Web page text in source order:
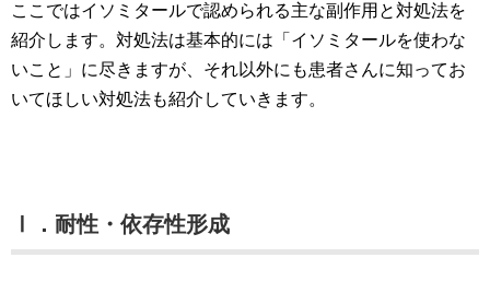
ここではイソミタールで認められる主な副作用と対処法を
紹介します。対処法は基本的には「イソミタールを使わな
いこと」に尽きますが、それ以外にも患者さんに知ってお
いてほしい対処法も紹介していきます。
Ⅰ．耐性・依存性形成